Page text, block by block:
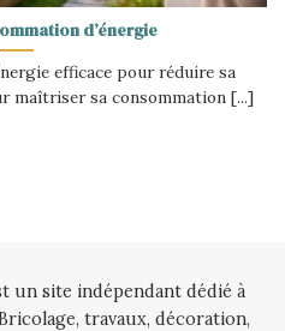
d’énergie
efficace pour réduire sa
maîtriser sa consommation [...]
un site indépendant dédié à
travaux, décoration,